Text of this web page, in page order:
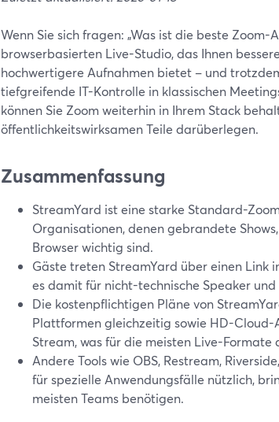
Wenn Sie sich fragen: „Was ist die beste
browserbasierten Live-Studio, das Ihnen
hochwertigere Aufnahmen bietet – und
tiefgreifende IT-Kontrolle in klassischen
können Sie Zoom weiterhin in Ihrem Stack
öffentlichkeitswirksamen Teile darüberlegen.
Zusammenfassung
StreamYard ist eine starke Standard-
Organisationen, denen gebrandete
Browser wichtig sind.
Gäste treten StreamYard über einen Link
es damit für nicht-technische Speaker
Die kostenpflichtigen Pläne von
Plattformen gleichzeitig sowie HD-Cloud-
Stream, was für die meisten Live-Formate
Andere Tools wie OBS, Restream,
für spezielle Anwendungsfälle nützlich,
meisten Teams benötigen.